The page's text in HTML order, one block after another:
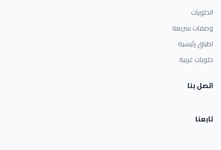
الحلويات
وصفات سريعة
اطباق رئيسية
حلويات غربية
اتصل بنا
تابعنا